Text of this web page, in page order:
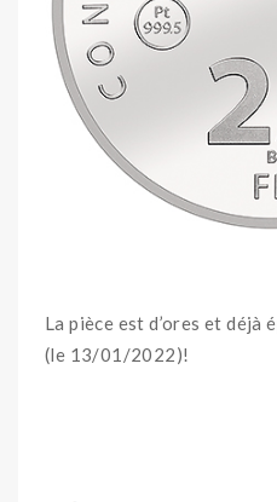
La pièce est d’ores et déjà
(le 13/01/2022)!